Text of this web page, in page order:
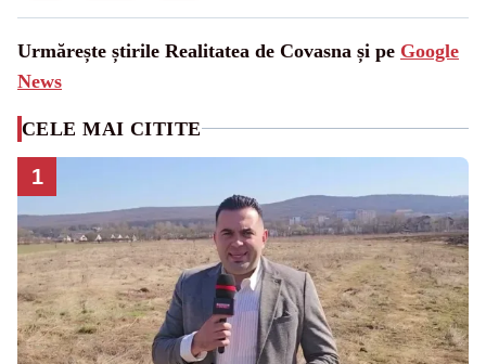
Urmărește știrile Realitatea de Covasna și pe Google
News
CELE MAI CITITE
1